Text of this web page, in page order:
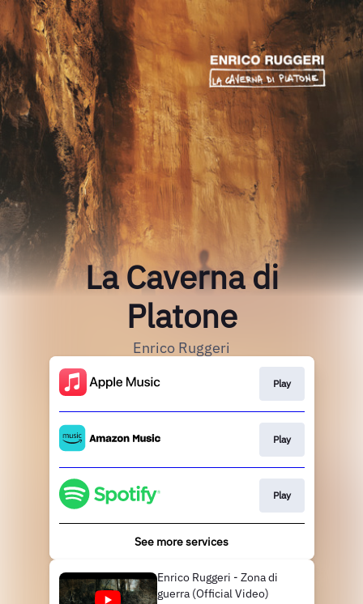
La Caverna di
Platone
Enrico Ruggeri
Play
Play
Play
See more services
Enrico Ruggeri - Zona di
guerra (Official Video)